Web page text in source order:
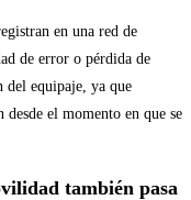
en una red de
de error o pérdida de
del equipaje, ya que
el momento en que se
también pasa